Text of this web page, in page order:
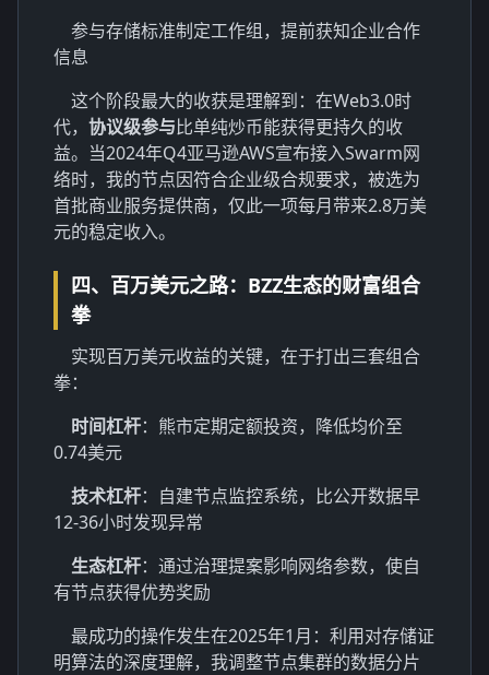
参与存储标准制定工作组，提前获知企业合作
信息
这个阶段最大的收获是理解到：在Web3.0时
代， 协议级参与比单纯炒币能获得更持久的收
益。当2024年Q4亚马逊AWS宣布接入Swarm网
络时，我的节点因符合企业级合规要求，被选为
首批商业服务提供商，仅此一项每月带来2.8万美
元的稳定收入。
四、百万美元之路：BZZ生态的财富组合
拳
实现百万美元收益的关键，在于打出三套组合
拳：
时间杠杆：熊市定期定额投资，降低均价至
0.74美元
技术杠杆：自建节点监控系统，比公开数据早
12-36小时发现异常
生态杠杆：通过治理提案影响网络参数，使自
有节点获得优势奖励
最成功的操作发生在2025年1月：利用对存储证
明算法的深度理解，我调整节点集群的数据分片